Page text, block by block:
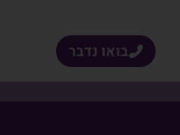
בואו נדבר